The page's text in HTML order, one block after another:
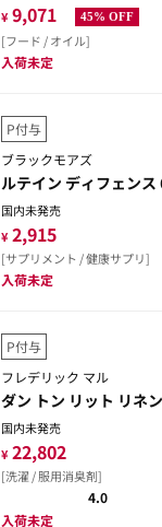
¥ 9,071 45% OFF
[フード / オイル]
入荷未定
P付与
ブラックモアズ
ルテイン ディフェンス
国内未発売
¥ 2,915
[サプリメント / 健康サプリ]
入荷未定
P付与
フレデリック マル
ダン トン リット リネ
国内未発売
¥ 22,802
[洗濯 / 服用消臭剤]
4.0
入荷未定